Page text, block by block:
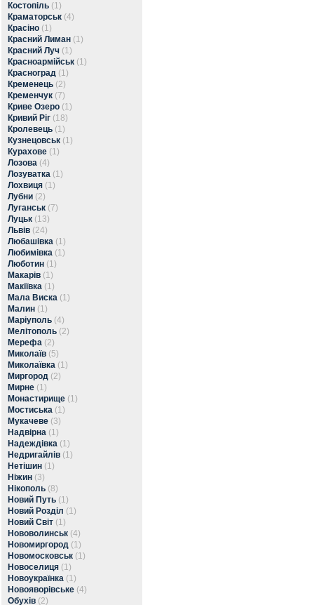
Костопіль (1)
Краматорськ (4)
Красіно (1)
Красний Лиман (1)
Красний Луч (1)
Красноармійськ (1)
Красноград (1)
Кременець (2)
Кременчук (7)
Криве Озеро (1)
Кривий Ріг (18)
Кролевець (1)
Кузнецовськ (1)
Курахове (1)
Лозова (4)
Лозуватка (1)
Лохвиця (1)
Лубни (2)
Луганськ (7)
Луцьк (13)
Львів (24)
Любашівка (1)
Любимівка (1)
Люботин (1)
Макарів (1)
Макіївка (1)
Мала Виска (1)
Малин (1)
Маріуполь (4)
Мелітополь (2)
Мерефа (2)
Миколаїв (5)
Миколаївка (1)
Миргород (2)
Мирне (1)
Монастирище (1)
Мостиська (1)
Мукачеве (3)
Надвірна (1)
Надеждівка (1)
Недригайлів (1)
Нетішин (1)
Ніжин (3)
Нікополь (8)
Новий Путь (1)
Новий Розділ (1)
Новий Світ (1)
Нововолинськ (4)
Новомиргород (1)
Новомосковськ (1)
Новоселиця (1)
Новоукраїнка (1)
Новояворівське (4)
Обухів (2)